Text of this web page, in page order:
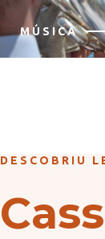
MÚSICA
DESCOBRIU